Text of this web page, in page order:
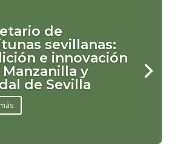
de
sevillanas:
e innovación
y
de Sevilla